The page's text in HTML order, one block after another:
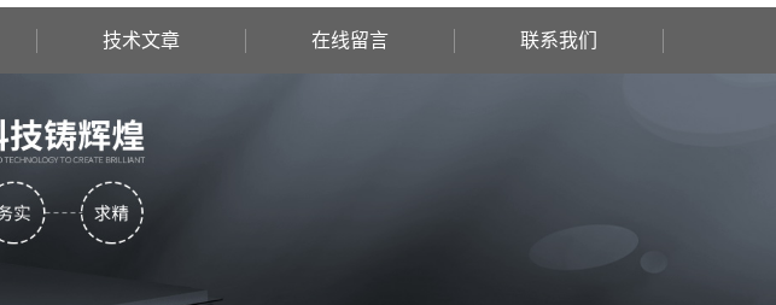
技术文章 在线留言 联系我们